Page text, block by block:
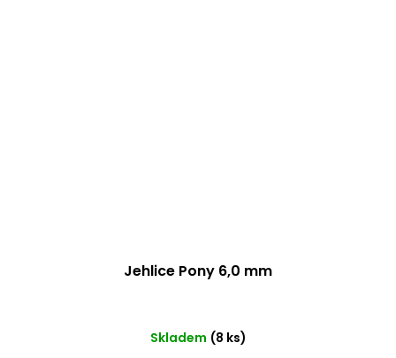
Jehlice Pony 6,0 mm
Skladem (8 ks)